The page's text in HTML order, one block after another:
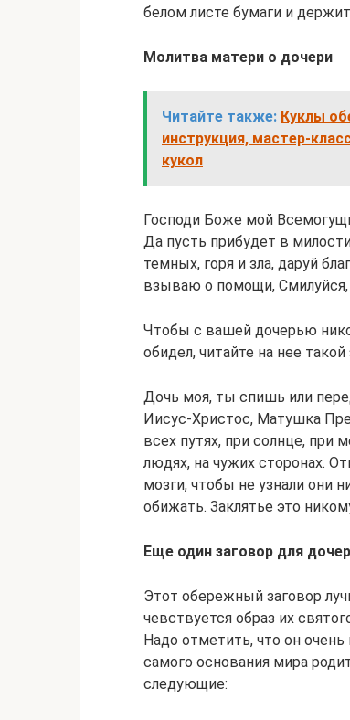
белом листе бумаги и
Молитва матери о дочери
Читайте также: Куклы
инструкция, мастер-
кукол
Господи Боже мой
Да пусть прибудет в
темных, горя и зла, даруй
взываю о помощи, Смилуйся,
Чтобы с вашей дочерью
обидел, читайте на нее такой
Дочь моя, ты спишь или
Иисус-Христос, Матушка
всех путях, при солнце, при
людях, на чужих сторонах.
мозги, чтобы не узнали они
обижать. Заклятье это
Еще один заговор для
Этот обережный заговор
чевствуется образ их
Надо отметить, что он
самого основания мира
следующие: